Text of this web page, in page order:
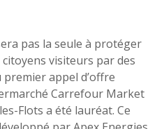
pas la seule à protéger
visiteurs par des
appel d’offre
Carrefour Market
Flots a été lauréat. Ce